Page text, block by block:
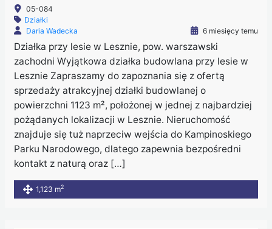
05-084
Działki
Daria Wadecka
6 miesięcy temu
Działka przy lesie w Lesznie, pow. warszawski
zachodni Wyjątkowa działka budowlana przy lesie w
Lesznie Zapraszamy do zapoznania się z ofertą
sprzedaży atrakcyjnej działki budowlanej o
powierzchni 1123 m², położonej w jednej z najbardziej
pożądanych lokalizacji w Lesznie. Nieruchomość
znajduje się tuż naprzeciw wejścia do Kampinoskiego
Parku Narodowego, dlatego zapewnia bezpośredni
kontakt z naturą oraz […]
1,123 m2